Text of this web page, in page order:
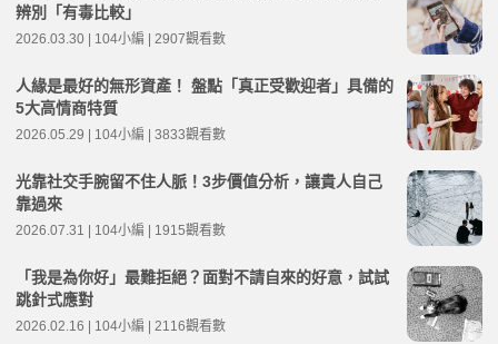
辨別「有毒比較」
2026.03.30 | 104小編 | 2907觀看數
人緣是最好的無形資產！ 盤點「真正受歡迎者」具備的
5大高情商特質
2026.05.29 | 104小編 | 3833觀看數
光靠社交手腕留不住人脈！3步價值分析，讓貴人自己
靠過來
2026.07.31 | 104小編 | 1915觀看數
「我是為你好」最難拒絕？面對不請自來的好意，試試
跳針式應對
2026.02.16 | 104小編 | 2116觀看數